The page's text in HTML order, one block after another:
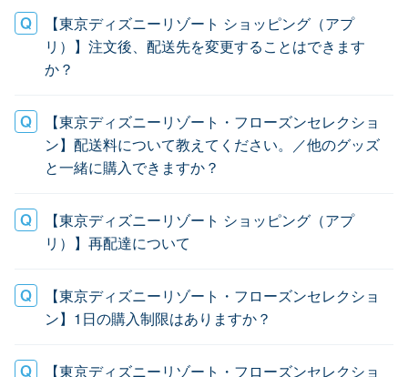
【東京ディズニーリゾート ショッピング（アプ
リ）】注文後、配送先を変更することはできます
か？
【東京ディズニーリゾート・フローズンセレクショ
ン】配送料について教えてください。／他のグッズ
と一緒に購入できますか？
【東京ディズニーリゾート ショッピング（アプ
リ）】再配達について
【東京ディズニーリゾート・フローズンセレクショ
ン】1日の購入制限はありますか？
【東京ディズニーリゾート・フローズンセレクショ